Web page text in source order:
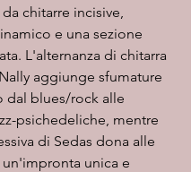
chitarre incisive,
e una sezione
L'alternanza di chitarra
aggiunge sfumature
dal blues/rock alle
psichedeliche, mentre
di Sedas dona alle
unica e